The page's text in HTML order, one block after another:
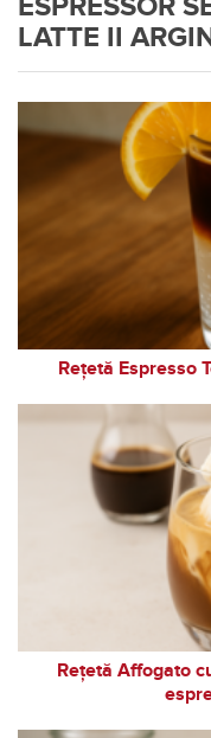
LATTE II
Rețetă Espresso
Rețetă Affogato